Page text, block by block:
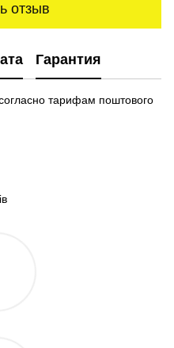
отзыв
Гарантия
тарифам поштового